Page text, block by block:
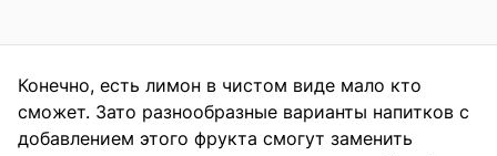
Конечно, есть лимон в чистом виде мало кто
сможет. Зато разнообразные варианты напитков с
добавлением этого фрукта смогут заменить